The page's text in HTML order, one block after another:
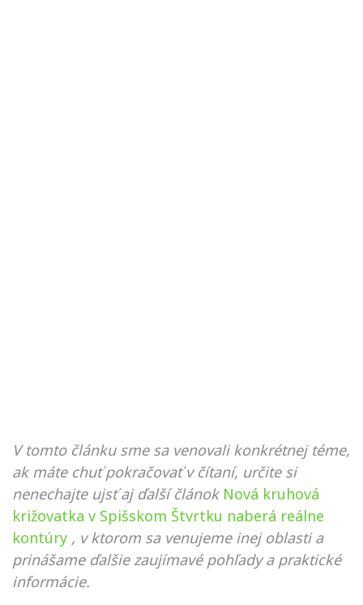
V tomto článku sme sa venovali konkrétnej téme,
ak máte chuť pokračovať v čítaní, určite si
nenechajte ujsť aj ďalší článok Nová kruhová
križovatka v Spišskom Štvrtku naberá reálne
kontúry , v ktorom sa venujeme inej oblasti a
prinášame ďalšie zaujímavé pohľady a praktické
informácie.